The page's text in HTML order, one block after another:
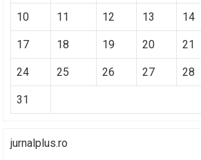
10 11 12 13 14
17 18 19 20 21
24 25 26 27 28
31
jurnalplus.ro